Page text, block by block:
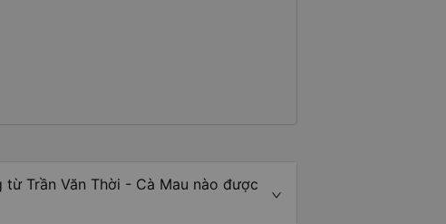
Trần Văn Thời - Cà Mau nào được